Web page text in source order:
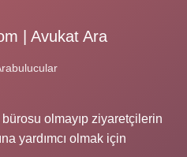
| Avukat Ara
olmayıp ziyaretçilerin
yardımcı olmak için